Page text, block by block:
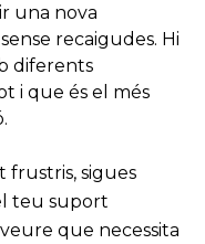
una nova
recaigudes. Hi
diferents
i que és el més
frustris, sigues
teu suport
que necessita